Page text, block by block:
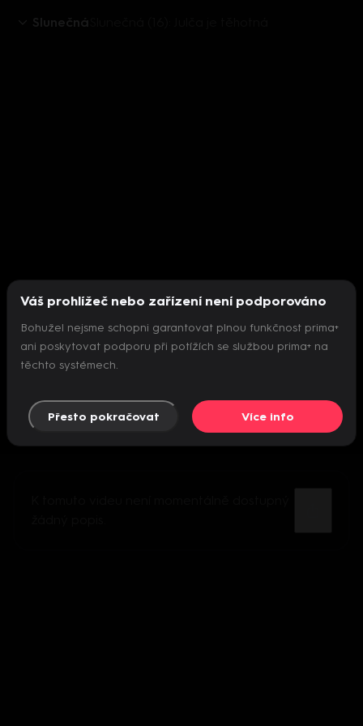
Slunečná
Nepodařilo se inicializovat přehrávač
Váš prohlížeč nebo zařízení není podporováno
Bohužel nejsme schopni garantovat plnou funkčnost prima+
ani poskytovat podporu při potížích se službou prima+ na
těchto systémech.
Přesto pokračovat Více info